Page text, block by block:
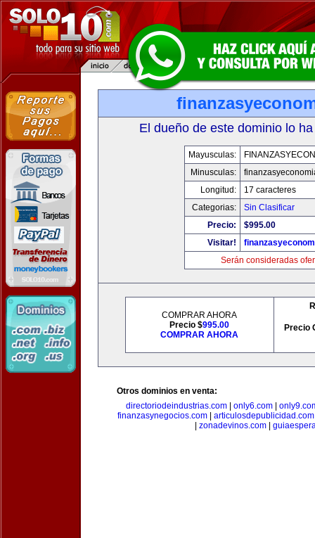
El dueño de este dominio lo
Mayusculas:
Minusculas:
Longitud:
17 caracteres
Categorias:
Sin Clasificar
Precio:
$995.00
Visitar!
Serán consideradas
COMPRAR AHORA
Precio $995.00
COMPRAR AHORA
Precio
Otros dominios en venta:
directoriodeindustrias.com| only6.com|
finanzasynegocios.com| articulosdepublicidad.com
zonadevinos.com|